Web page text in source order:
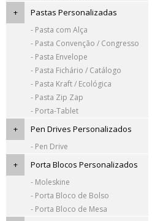
+ Pastas Personalizadas
- Pasta com Alça
- Pasta Convenção / Congresso
- Pasta Envelope
- Pasta Fichário / Catálogo
- Pasta Kraft / Ecológica
- Pasta Zip Zap
- Porta-Tablet
+ Pen Drives Personalizados
- Pen Drive
+ Porta Blocos Personalizados
- Moleskine
- Porta Bloco de Bolso
- Porta Bloco de Mesa